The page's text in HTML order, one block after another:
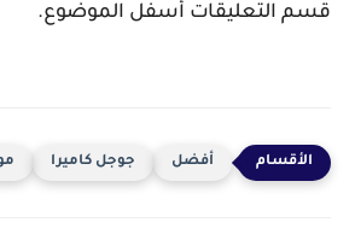
قسم التعليقات أسفل الموضوع.
أفضل جوجل كاميرا